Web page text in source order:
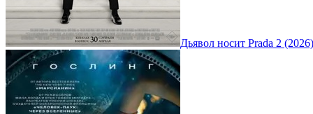
Дьявол носит Prada 2 (2026)